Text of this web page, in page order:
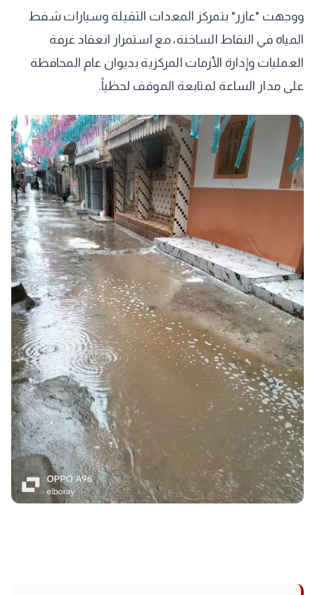
ووجهت "عازر" بتمركز المعدات الثقيلة وسيارات شفط
المياه في النقاط الساخنة، مع استمرار انعقاد غرفة
العمليات وإدارة الأزمات المركزية بديوان عام المحافظة
على مدار الساعة لمتابعة الموقف لحظياً.